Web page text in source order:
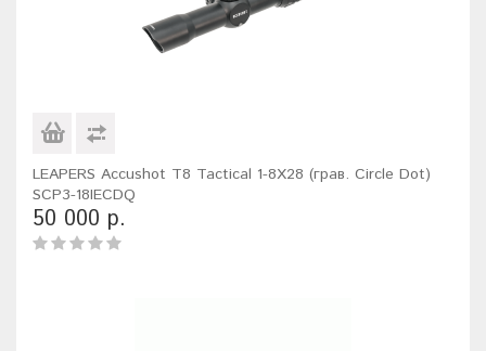
LEAPERS Accushot T8 Tactical 1-8X28 (грав. Circle Dot)
SCP3-18IECDQ
50 000 р.